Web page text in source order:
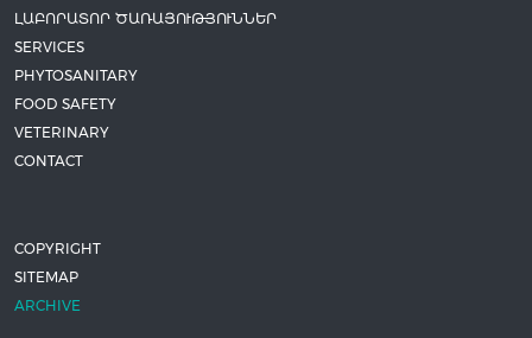
ԼԱԲՈՐԱՏՈՐ ԾԱՌԱՅՈՒԹՅՈՒՆՆԵՐ
SERVICES
PHYTOSANITARY
FOOD SAFETY
VETERINARY
CONTACT
COPYRIGHT
SITEMAP
ARCHIVE